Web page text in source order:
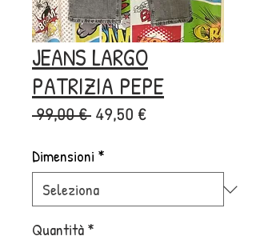
JEANS LARGO
PATRIZIA PEPE
99,00 € Prezzo
49,50 €Prezzo
Dimensioni *
Quantità*